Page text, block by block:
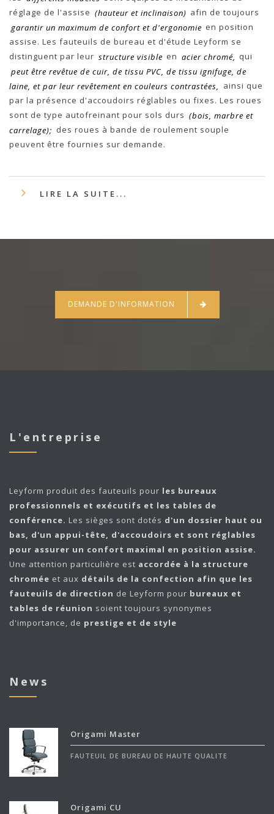
réglage de l'assise (hauteur et inclinaison) afin de toujours
garantir un maximum de confort et d'ergonomie en position
assise. Les fauteuils de bureau et d'étude Leyform se
distinguent par leur structure visible en acier chromé,
qui
peut être revêtue de cuir, de tissu PVC, de tissu ignifuge, de
laine, et par leur revêtement en couleurs contrastées,
ainsi que
par la présence d'accoudoirs réglables ou fixes. Les roues
sont de type autofreinant pour sols durs (bois, marbre et
carrelage); des roues à bande de roulement souple
peuvent être fournies sur demande.
LIRE LA SUITE...
DEMANDE D'INFORMATION
L'entreprise
Leyform produit des fauteuils pour les bureaux
professionnels et exécutifs et les tables de
conférence. Les sièges sont dotés d'un dossier haut ou
bas, d'un appui-tête, d'accoudoirs et sont réglables
pour assurer un confort maximal en position assise.
Une attention particulière est accordée à la structure
chromée et aux détails de la confection afin que les
fauteuils de direction de Leyform pour bureaux et
tables de réunion soient toujours synonymes
d'importance, de prestige et de style
News
Origami Master
FAUTEUIL DE BUREAU DE HAUTE QUALITE
Origami CU